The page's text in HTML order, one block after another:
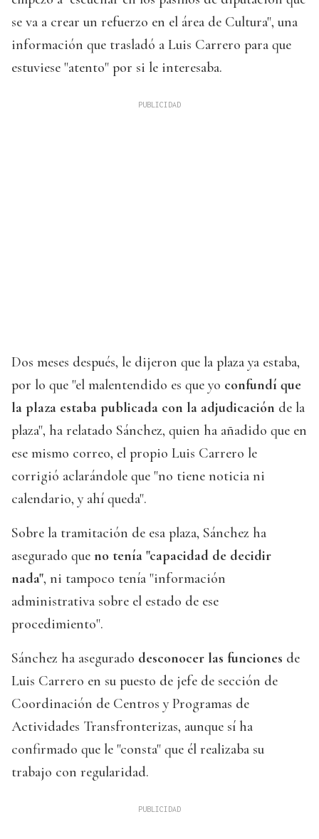
se va a crear un refuerzo en el área de Cultura", una
información que trasladó a Luis Carrero para que
estuviese "atento" por si le interesaba.
Dos meses después, le dijeron que la plaza ya estaba,
por lo que "el malentendido es que yo confundí que
la plaza estaba publicada con la adjudicación de la
plaza", ha relatado Sánchez, quien ha añadido que en
ese mismo correo, el propio Luis Carrero le
corrigió aclarándole que "no tiene noticia ni
calendario, y ahí queda".
Sobre la tramitación de esa plaza, Sánchez ha
asegurado que no tenía "capacidad de decidir
nada", ni tampoco tenía "información
administrativa sobre el estado de ese
procedimiento".
Sánchez ha asegurado desconocer las funciones de
Luis Carrero en su puesto de jefe de sección de
Coordinación de Centros y Programas de
Actividades Transfronterizas, aunque sí ha
confirmado que le "consta" que él realizaba su
trabajo con regularidad.